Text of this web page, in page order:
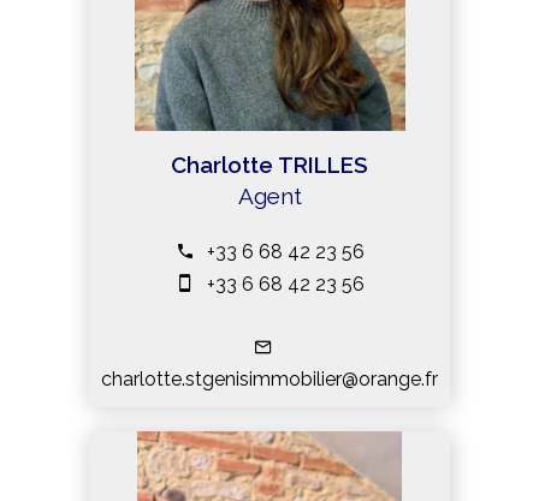
Charlotte TRILLES
Agent
+33 6 68 42 23 56
+33 6 68 42 23 56
charlotte.stgenisimmobilier@orange.fr